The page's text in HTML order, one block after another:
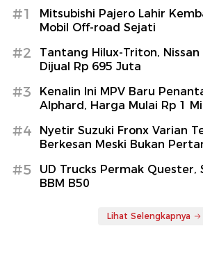
#1
Mitsubishi Pajero Lahir
Mobil Off-road Sejati
#2
Tantang Hilux-Triton, Nissan
Dijual Rp 695 Juta
#3
Kenalin Ini MPV Baru
Alphard, Harga Mulai Rp 1
#4
Nyetir Suzuki Fronx Varian
Berkesan Meski Bukan
#5
UD Trucks Permak Quester,
BBM B50
Lihat Selengkapnya